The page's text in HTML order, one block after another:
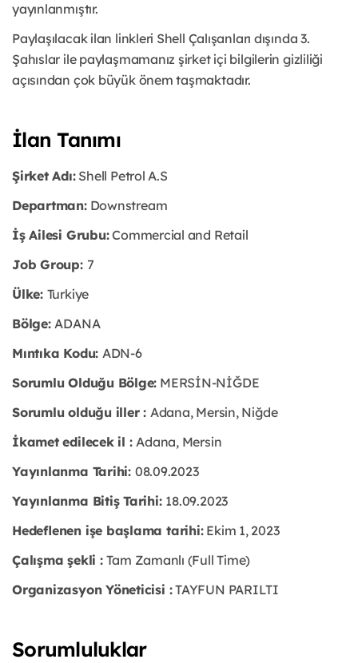
yayınlanmıştır.
Paylaşılacak ilan linkleri Shell Çalışanları dışında 3.
Şahıslar ile paylaşmamanız şirket içi bilgilerin gizliliği
açısından çok büyük önem taşmaktadır.
İlan Tanımı
Şirket Adı:Shell Petrol A.S
Departman:Downstream
İş Ailesi Grubu:Commercial and Retail
Job Group: 7
Ülke: Turkiye
Bölge:ADANA
Mıntıka Kodu: ADN-6
Sorumlu Olduğu Bölge: MERSİN-NİĞDE
Sorumlu olduğu iller : Adana, Mersin, Niğde
İkamet edilecek il :Adana, Mersin
Yayınlanma Tarihi: 08.09.2023
Yayınlanma Bitiş Tarihi: 18.09.2023
Hedeflenen işe başlama tarihi:Ekim 1, 2023
Çalışma şekli :Tam Zamanlı (Full Time)
Organizasyon Yöneticisi :TAYFUN PARILTI
Sorumluluklar